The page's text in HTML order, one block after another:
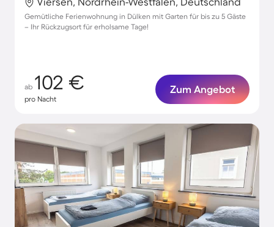
Gemütliche Ferienwohnung in Dülken mit Garten für bis zu 5 Gäste
– Ihr Rückzugsort für erholsame Tage!
ab 102 €
pro Nacht
Zum Angebot